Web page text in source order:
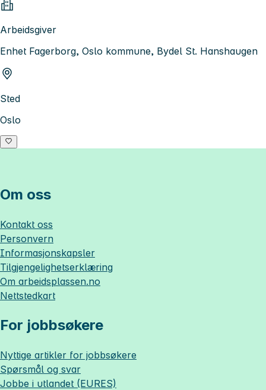
Arbeidsgiver
Enhet Fagerborg, Oslo kommune, Bydel St. Hanshaugen
Sted
Oslo
Om oss
Kontakt oss
Personvern
Informasjonskapsler
Tilgjengelighetserklæring
Om arbeidsplassen.no
Nettstedkart
For jobbsøkere
Nyttige artikler for jobbsøkere
Spørsmål og svar
Jobbe i utlandet (EURES)